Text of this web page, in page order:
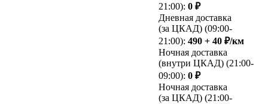
21:00): 0 ₽
Дневная доставка
(за ЦКАД) (09:00-
21:00): 490 + 40 ₽/км
Ночная доставка
(внутри ЦКАД) (21:00-
09:00): 0 ₽
Ночная доставка
(за ЦКАД) (21:00-